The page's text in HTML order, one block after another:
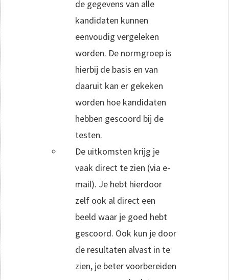
de gegevens van alle
kandidaten kunnen
eenvoudig vergeleken
worden. De normgroep is
hierbij de basis en van
daaruit kan er gekeken
worden hoe kandidaten
hebben gescoord bij de
testen.
De uitkomsten krijg je
vaak direct te zien (via e-
mail). Je hebt hierdoor
zelf ook al direct een
beeld waar je goed hebt
gescoord. Ook kun je door
de resultaten alvast in te
zien, je beter voorbereiden